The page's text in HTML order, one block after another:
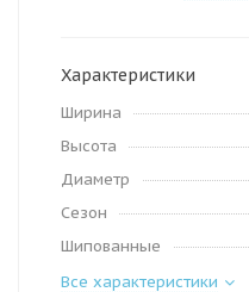
Характеристики
Ширина
Высота
Диаметр
Сезон
Шипованные
Все характеристики